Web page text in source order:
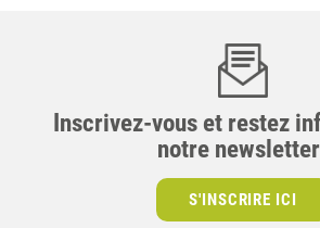
Inscrivez-vous et restez
notre newsletter
S'INSCRIRE ICI